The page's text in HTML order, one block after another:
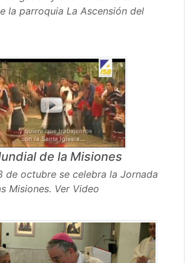
la parroquia La Ascensión del
de la Misiones
de octubre se celebra la Jornada
Misiones. Ver Video